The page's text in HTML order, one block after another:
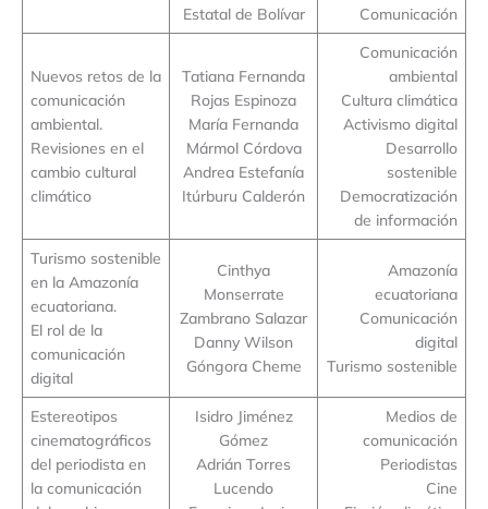
Estatal de Bolívar
Comunicación
Nuevos retos de la
comunicación
ambiental.
Revisiones en el
cambio cultural
climático
Tatiana Fernanda
Rojas Espinoza
María Fernanda
Mármol Córdova
Andrea Estefanía
Itúrburu Calderón
Comunicación
ambiental
Cultura climática
Activismo digital
Desarrollo
sostenible
Democratización
de información
Turismo sostenible
en la Amazonía
ecuatoriana.
El rol de la
comunicación
digital
Cinthya
Monserrate
Zambrano Salazar
Danny Wilson
Góngora Cheme
Amazonía
ecuatoriana
Comunicación
digital
Turismo sostenible
Estereotipos
cinematográficos
del periodista en
la comunicación
Isidro Jiménez
Gómez
Adrián Torres
Lucendo
Medios de
comunicación
Periodistas
Cine